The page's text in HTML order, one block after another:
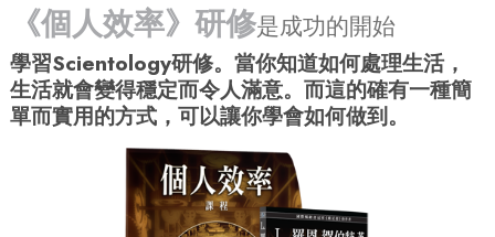
《個人效率》研修是成功的開始
學習Scientology研修。當你知道如何處理生活，
生活就會變得穩定而令人滿意。而這的確有一種簡
單而實用的方式，可以讓你學會如何做到。